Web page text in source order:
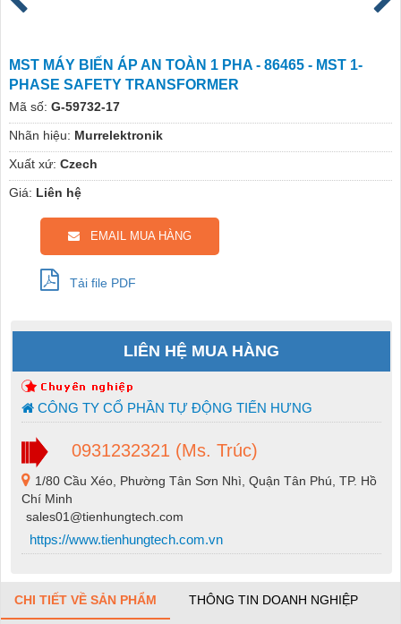
MST MÁY BIẾN ÁP AN TOÀN 1 PHA - 86465 - MST 1-
PHASE SAFETY TRANSFORMER
Mã số: G-59732-17
Nhãn hiệu: Murrelektronik
Xuất xứ: Czech
Giá: Liên hệ
EMAIL MUA HÀNG
Tải file PDF
LIÊN HỆ MUA HÀNG
CÔNG TY CỔ PHẦN TỰ ĐỘNG TIẾN HƯNG
0931232321 (Ms. Trúc)
1/80 Cầu Xéo, Phường Tân Sơn Nhì, Quận Tân Phú, TP. Hồ
Chí Minh
sales01@tienhungtech.com
https://www.tienhungtech.com.vn
CHI TIẾT VỀ SẢN PHẨM THÔNG TIN DOANH NGHIỆP